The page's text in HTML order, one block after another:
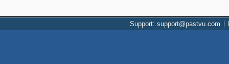
Support: support@pastvu.com